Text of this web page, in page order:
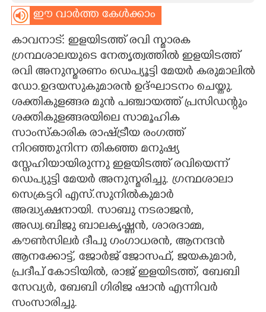
LITERATURE
ZOOM
ഈ വാർത്ത കേൾക്കാം
കാവനാട്: ഇളയിടത്ത് രവി സ്മാരക
ഗ്രന്ഥശാലയുടെ നേതൃത്വത്തിൽ ഇളയിടത്ത്
രവി അനുസ്മരണം ഡെപ്യൂട്ടി മേയർ കരുമാലിൽ
ഡോ.ഉദയസുകുമാരൻ ഉദ്ഘാടനം ചെയ്തു.
ശക്തികുളങ്ങര മുൻ പഞ്ചായത്ത് പ്രസിഡന്റും
ശക്തികുളങ്ങരയിലെ സാമൂഹിക
സാംസ്കാരിക രാഷ്ട്രീയ രംഗത്ത്
നിറഞ്ഞുനിന്ന തികഞ്ഞ മനുഷ്യ
സ്നേഹിയായിരുന്നു ഇളയിടത്ത് രവിയെന്ന്
ഡെപ്യുട്ടി മേയർ അനുസ്മരിച്ചു. ഗ്രന്ഥശാലാ
സെക്രട്ടറി എസ്.സുനിൽകുമാർ
അദ്ധ്യക്ഷനായി. സാബു നടരാജൻ,
അഡ്വ.ബിജു ബാലകൃഷ്ണൻ, ശാരദാമ്മ,
കൗൺസിലർ ദീപു ഗംഗാധരൻ, ആനന്ദൻ
ആനക്കോട്ട്, ജോർജ് ജോസഫ്, ജയകുമാർ,
പ്രദീപ് കോടിയിൽ, രാജ് ഇളയിടത്ത്, ബേബി
സേവ്യർ, ബേബി ഗിരിജ ഷാൻ എന്നിവർ
സംസാരിച്ചു.